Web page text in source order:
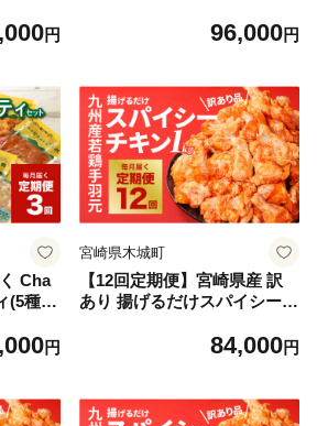
円 96,000円
Cha
(5種類
円
宮崎県木城町
【12回定期便】宮崎県産 訳
あり 揚げるだけスパイシーチ
84,000円